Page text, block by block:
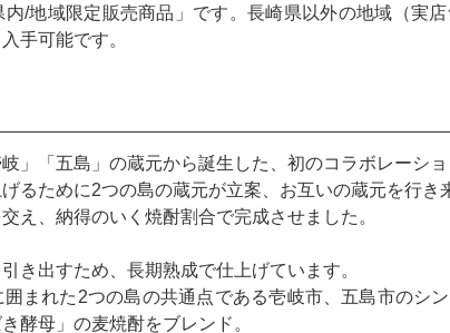
/地域限定販売商品」です。長崎県以外の地域（実
手可能です。
」「五島」の蔵元から誕生した、初のコラボレーシ
るために2つの島の蔵元が立案、お互いの蔵元を行き
え、納得のいく焼酎割合で完成させました。
き出すため、長期熟成で仕上げています。
まれた2つの島の共通点である壱岐市、五島市のシ
酵母」の麦焼酎をブレンド。